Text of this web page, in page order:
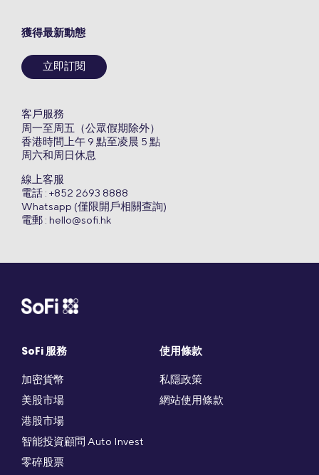
SoFi 服務
加密貨幣
美股市場
港股市場
智能投資顧問 Auto Invest
零碎股票
使用條款
私隱政策
網站使用條款
獲得最新動態
立即訂閱
客戶服務
周一至周五（公眾假期除外）
香港時間上午 9 點至凌晨 5 點
周六和周日休息
線上客服
電話 : +852 2693 8888
Whatsapp (僅限開戶相關查詢)
電郵 : hello@sofi.hk